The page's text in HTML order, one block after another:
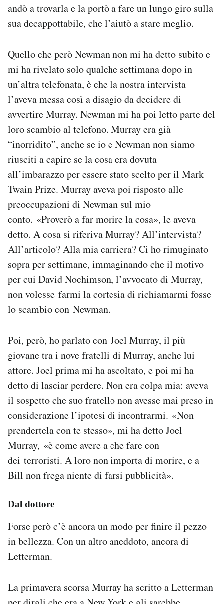
andò a trovarla e la portò a fare un lungo giro sulla
sua decappottabile, che l’aiutò a stare meglio.
Quello che però Newman non mi ha detto subito e
mi ha rivelato solo qualche settimana dopo in
un’altra telefonata, è che la nostra intervista
l’aveva messa così a disagio da decidere di
avvertire Murray. Newman mi ha poi letto parte del
loro scambio al telefono. Murray era già
“inorridito”, anche se io e Newman non siamo
riusciti a capire se la cosa era dovuta
all’imbarazzo per essere stato scelto per il Mark
Twain Prize. Murray aveva poi risposto alle
preoccupazioni di Newman sul mio
conto. «Proverò a far morire la cosa», le aveva
detto. A cosa si riferiva Murray? All’intervista?
All’articolo? Alla mia carriera? Ci ho rimuginato
sopra per settimane, immaginando che il motivo
per cui David Nochimson, l’avvocato di Murray,
non volesse farmi la cortesia di richiamarmi fosse
lo scambio con Newman.
Poi, però, ho parlato con Joel Murray, il più
giovane tra i nove fratelli di Murray, anche lui
attore. Joel prima mi ha ascoltato, e poi mi ha
detto di lasciar perdere. Non era colpa mia: aveva
il sospetto che suo fratello non avesse mai preso in
considerazione l’ipotesi di incontrarmi. «Non
prendertela con te stesso», mi ha detto Joel
Murray, «è come avere a che fare con
dei terroristi. A loro non importa di morire, e a
Bill non frega niente di farsi pubblicità».
Dal dottore
Forse però c’è ancora un modo per finire il pezzo
in bellezza. Con un altro aneddoto, ancora di
Letterman.
La primavera scorsa Murray ha scritto a Letterman